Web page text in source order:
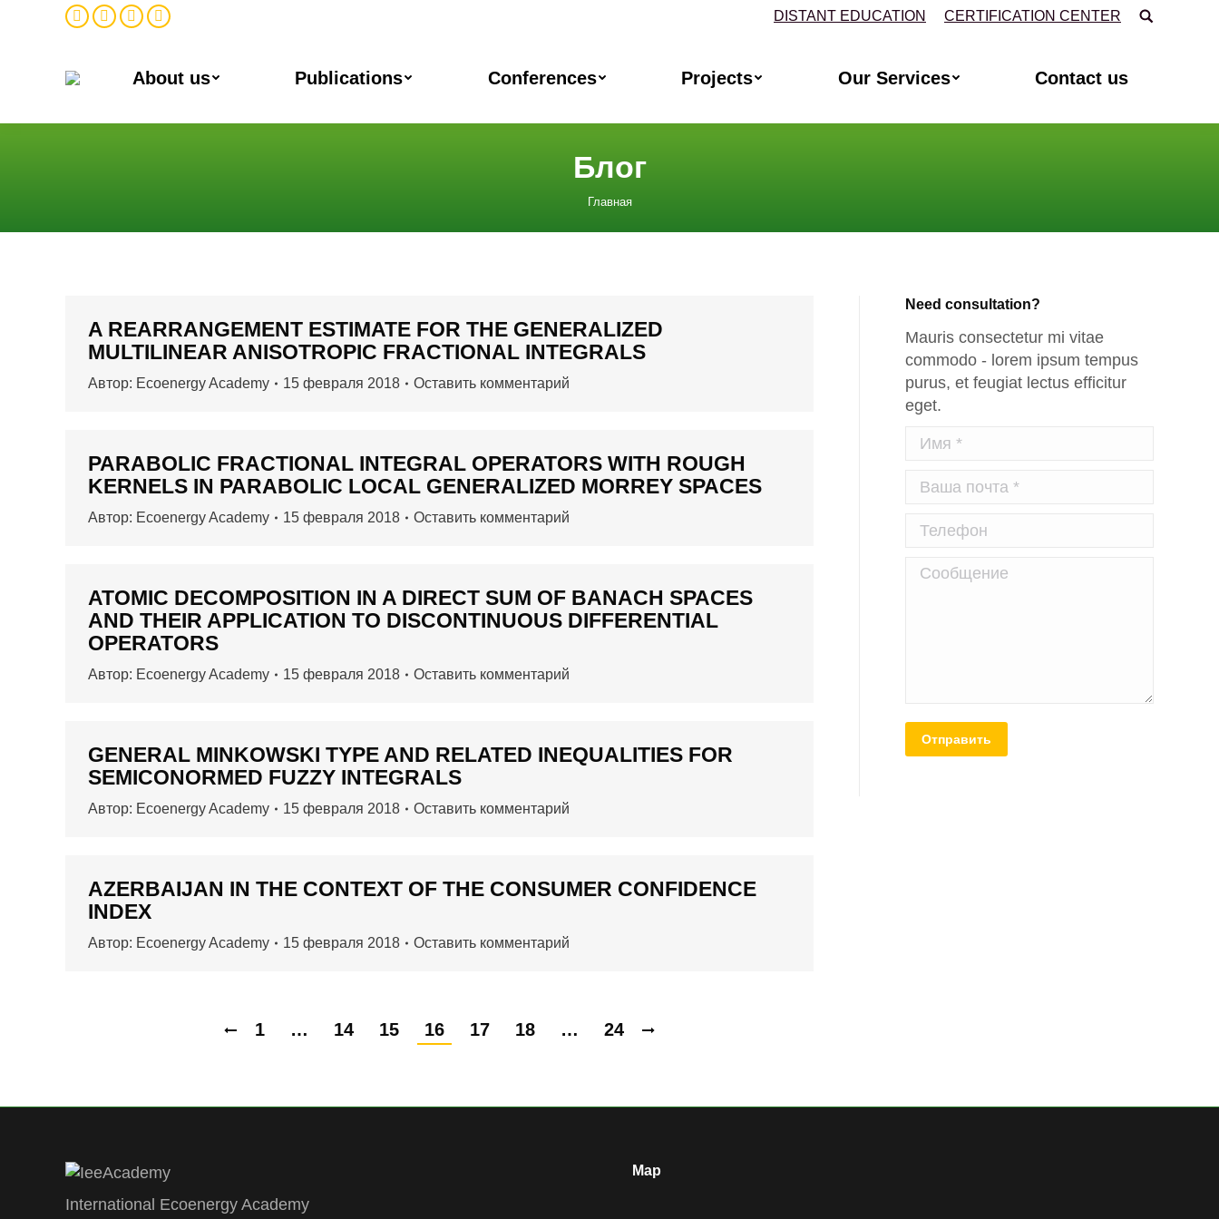
Facebook
TwitterInstagram
Linkedin
DISTANT EDUCATION CERTIFICATION CENTER Поиск:
About us Publications Conferences Projects Our Services Contact us
Блог
Главная
A REARRANGEMENT ESTIMATE FOR THE GENERALIZED
MULTILINEAR ANISOTROPIC FRACTIONAL INTEGRALS
Автор: Ecoenergy Academy 15 февраля 2018 Оставить комментарий
PARABOLIC FRACTIONAL INTEGRAL OPERATORS WITH ROUGH
KERNELS IN PARABOLIC LOCAL GENERALIZED MORREY SPACES
Автор: Ecoenergy Academy 15 февраля 2018 Оставить комментарий
ATOMIC DECOMPOSITION IN A DIRECT SUM OF BANACH SPACES
AND THEIR APPLICATION TO DISCONTINUOUS DIFFERENTIAL
OPERATORS
Автор: Ecoenergy Academy 15 февраля 2018 Оставить комментарий
GENERAL MINKOWSKI TYPE AND RELATED INEQUALITIES FOR
SEMICONORMED FUZZY INTEGRALS
Автор: Ecoenergy Academy 15 февраля 2018 Оставить комментарий
AZERBAIJAN IN THE CONTEXT OF THE CONSUMER CONFIDENCE
INDEX
Автор: Ecoenergy Academy 15 февраля 2018 Оставить комментарий
1 … 14 15 16 17 18 … 24
Need consultation?
Mauris consectetur mi vitae
commodo - lorem ipsum tempus
purus, et feugiat lectus efficitur
eget.
Имя *
Ваша почта *
Телефон
Сообщение
Отправить
International Ecoenergy Academy
Map